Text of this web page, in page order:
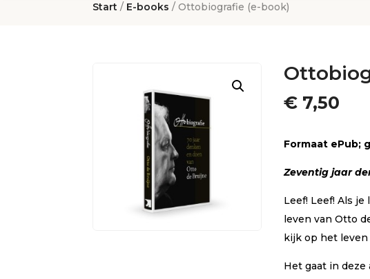
Start / E-books / Ottobiografie (e-book)
€ 7,50
Formaat ePub;
Zeventig jaar
Leef! Leef! Als
leven van Otto
kijk op het
Het gaat in